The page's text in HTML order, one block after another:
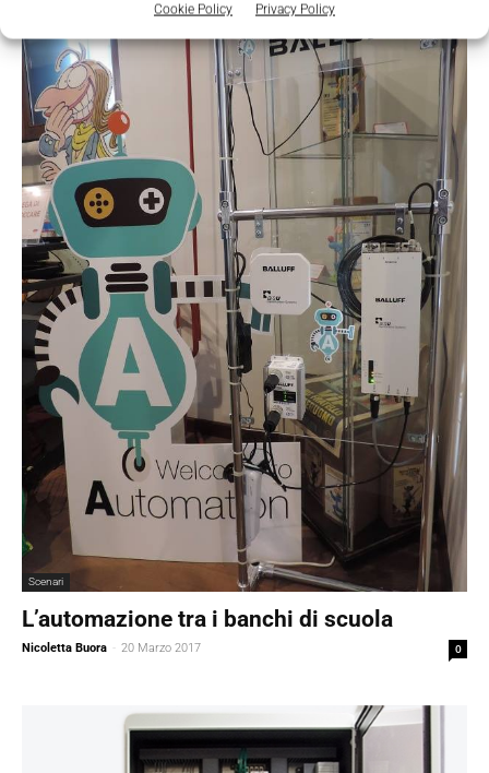
Cookie Policy Privacy Policy
Scenari
L’automazione tra i banchi di scuola
Nicoletta Buora - 20 Marzo 2017 0